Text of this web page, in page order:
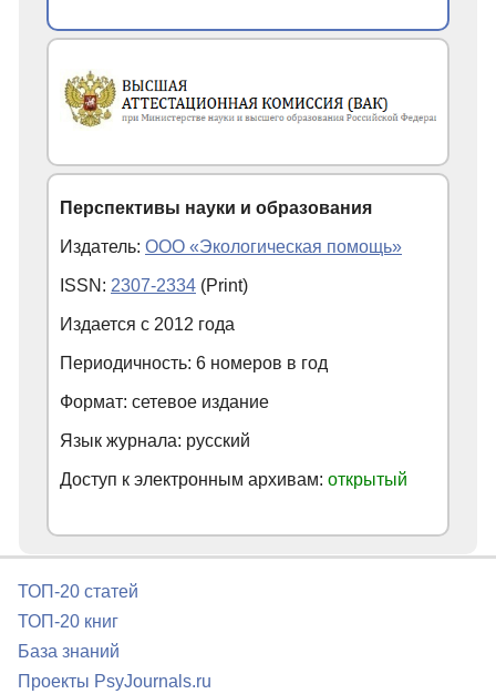
Перспективы науки и образования
Издатель: ООО «Экологическая помощь»
ISSN: 2307-2334 (Print)
Издается с 2012 года
Периодичность: 6 номеров в год
Формат: сетевое издание
Язык журнала: русский
Доступ к электронным архивам: открытый
ТОП-20 статей
ТОП-20 книг
База знаний
Проекты PsyJournals.ru